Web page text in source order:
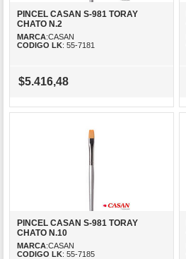
PINCEL CASAN S-981 TORAY
CHATO N.2
MARCA:CASAN
CODIGO LK: 55-7181
$5.416,48
PINCEL CASAN S-981 TORAY
CHATO N.10
MARCA:CASAN
CODIGO LK: 55-7185